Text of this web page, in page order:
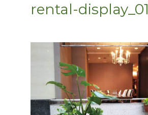
rental-display_01